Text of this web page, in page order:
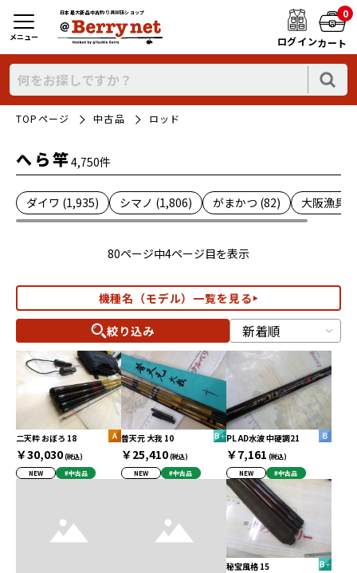
日本最大新品中古釣り具WEBショップ
ログイン
0
カート
メニュー
TOPページ 中古品 ロッド
へら竿4,750件
ダイワ (1,935) シマノ (1,806) がまかつ (82) 大阪漁具
80ページ中4ページ目を表示
機種名（モデル）一覧を見る
絞り込み
二天粋 おぼろ 18
￥30,030(税込)
NEW
#中古品
普天元 大我 10
￥25,410(税込)
NEW
#中古品
PL AD水波 中硬調21
￥7,161 (税込)
NEW
#中古品
秘宝風格 15